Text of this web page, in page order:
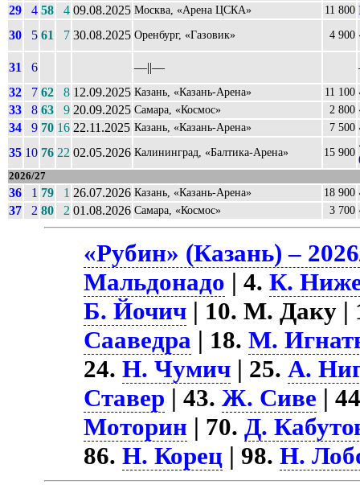
29
4 58 4 09.08.2025 Москва, «Арена ЦСКА» 11 800
30
5 61 7 30.08.2025 Оренбург, «Газовик» 4 900
31 6 ––||––
32
7 62 8 12.09.2025 Казань, «Казань-Арена» 11 100
33
8 63 9 20.09.2025 Самара, «Космос» 2 800
34
9 70 16 22.11.2025 Казань, «Казань-Арена» 7 500
35 10 76 22 02.05.2026 Калининград, «Балтика-Арена» 15 900
2026/27
36 1 79 1 26.07.2026 Казань, «Казань-Арена» 18 900
37
2 80 2 01.08.2026 Самара, «Космос» 3 700
«Рубин» (Казань) –
Мальдонадо | 4.К.
Б. Йочич | 10. М. Даку |
Сааведра | 18.М.
24.Н. Чумич | 25.А.
Ставер | 43.Ж. Сиве |
Моторин | 70.Д.
86.Н. Корец | 98.Н.